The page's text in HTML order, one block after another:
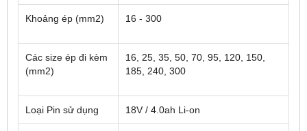
Khoảng ép (mm2) 16 - 300
Các size ép đi kèm
(mm2)
16, 25, 35, 50, 70, 95, 120, 150,
185, 240, 300
Loại Pin sử dụng 18V / 4.0ah Li-on